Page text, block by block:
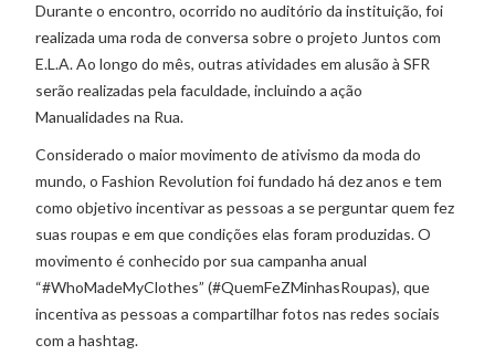
Durante o encontro, ocorrido no auditório da instituição, foi
realizada uma roda de conversa sobre o projeto Juntos com
E.L.A. Ao longo do mês, outras atividades em alusão à SFR
serão realizadas pela faculdade, incluindo a ação
Manualidades na Rua.
Considerado o maior movimento de ativismo da moda do
mundo, o Fashion Revolution foi fundado há dez anos e tem
como objetivo incentivar as pessoas a se perguntar quem fez
suas roupas e em que condições elas foram produzidas. O
movimento é conhecido por sua campanha anual
“#WhoMadeMyClothes” (#QuemFeZMinhasRoupas), que
incentiva as pessoas a compartilhar fotos nas redes sociais
com a hashtag.